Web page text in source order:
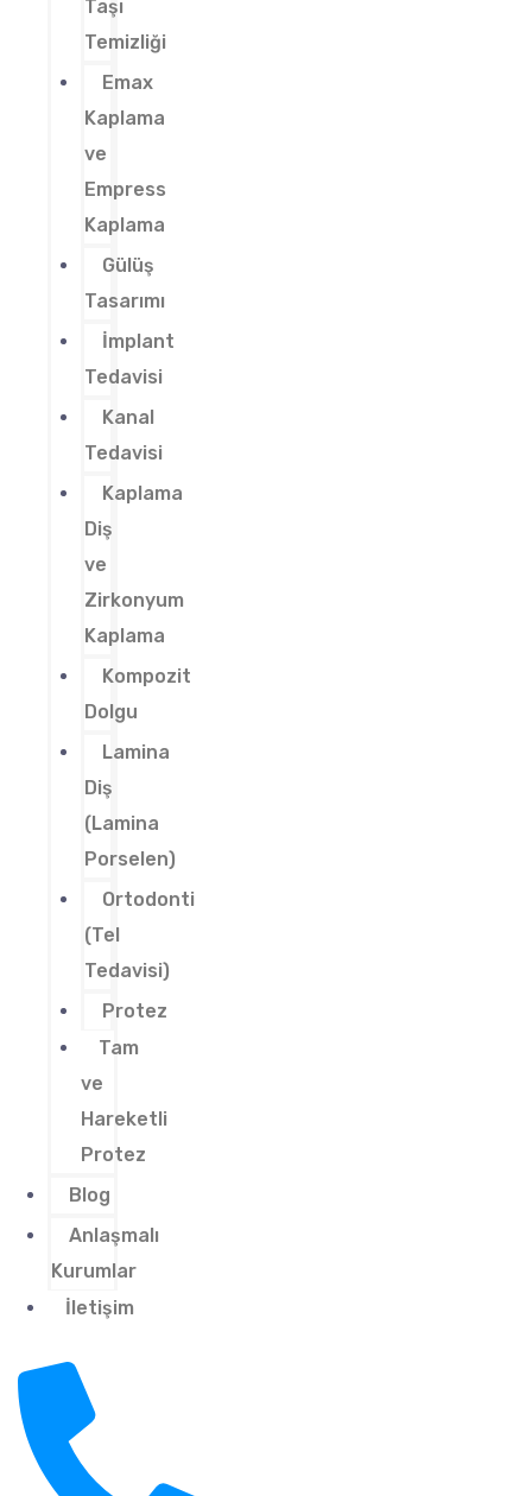
Taşı
Temizliği
Emax
Kaplama
ve
Empress
Kaplama
Gülüş
Tasarımı
İmplant
Tedavisi
Kanal
Tedavisi
Kaplama
Diş
ve
Zirkonyum
Kaplama
Kompozit
Dolgu
Lamina
Diş
(Lamina
Porselen)
Ortodonti
(Tel
Tedavisi)
Protez
Tam
ve
Hareketli
Protez
Blog
Anlaşmalı
Kurumlar
İletişim